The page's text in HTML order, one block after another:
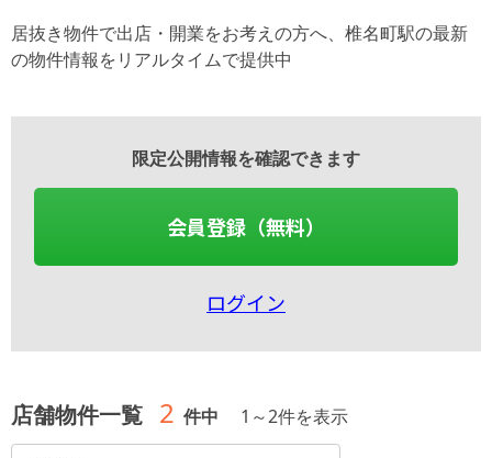
居抜き物件で出店・開業をお考えの方へ、椎名町駅の最新
の物件情報をリアルタイムで提供中
限定公開情報を確認できます
会員登録（無料）
ログイン
店舗物件一覧 2 件中 1 ～2件を表示